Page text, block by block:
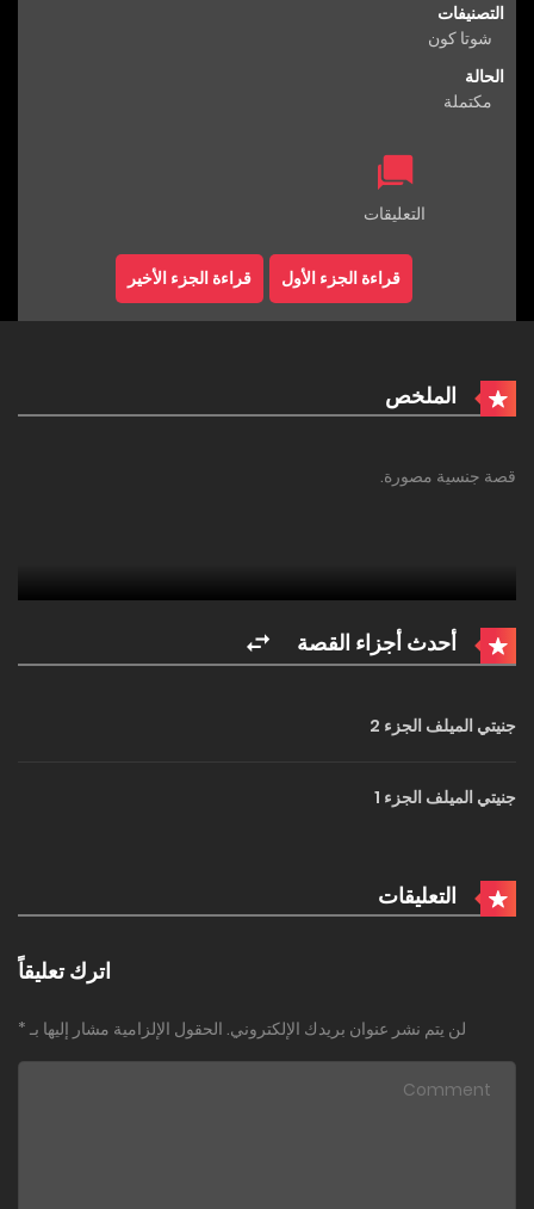
التصنيفات
شوتا كون
الحالة
مكتملة
التعليقات
قراءة الجزء الأول قراءة الجزء الأخير
الملخص
قصة جنسية مصورة.
أحدث أجزاء القصة
جنيتي الميلف الجزء 2
جنيتي الميلف الجزء 1
التعليقات
اترك تعليقاً
لن يتم نشر عنوان بريدك الإلكتروني. الحقول الإلزامية مشار إليها بـ *